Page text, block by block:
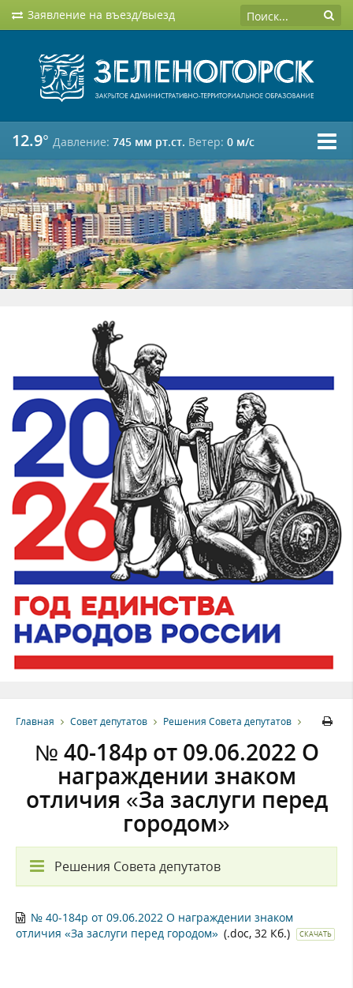
Заявление на въезд/выезд
12.9° Давление: 745 мм рт.ст. Ветер: 0 м/c
Главная Совет депутатов Решения Совета депутатов
№ 40-184р от 09.06.2022 О
награждении знаком
отличия «За заслуги перед
городом»
Решения Совета депутатов
№ 40-184р от 09.06.2022 О награждении знаком
отличия «За заслуги перед городом» (.doc, 32 Кб.) СКАЧАТЬ